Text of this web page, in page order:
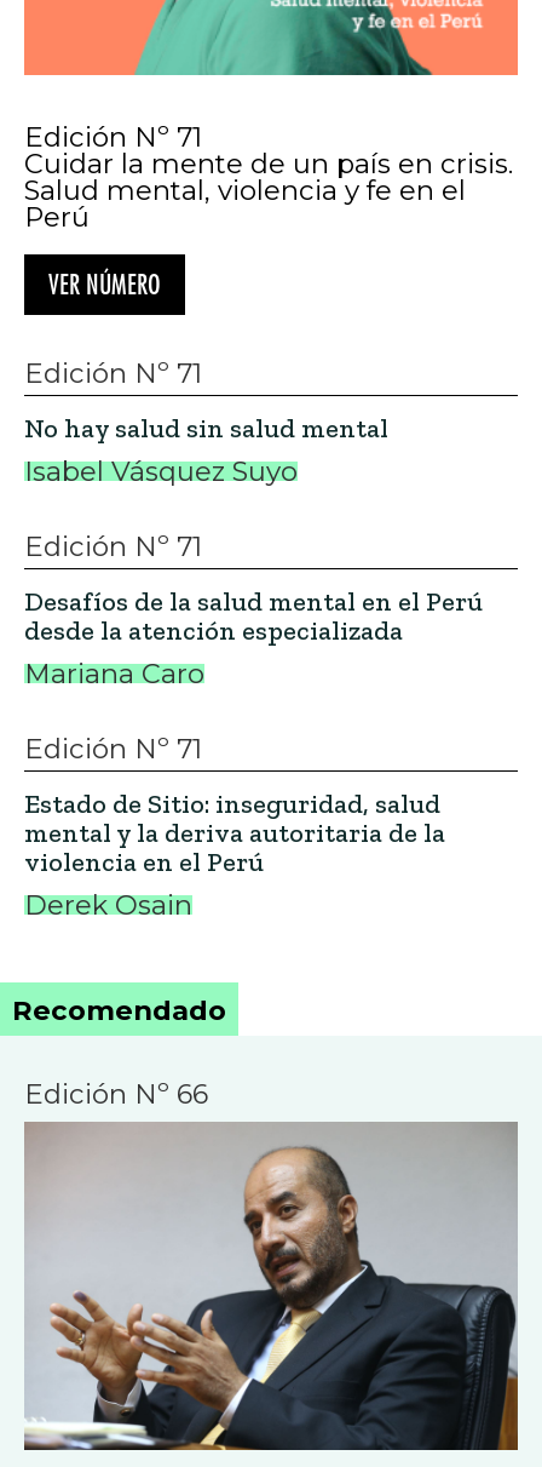
Edición Nº 71
Cuidar la mente de un país en crisis.
Salud mental, violencia y fe en el
Perú
VER NÚMERO
Edición Nº 71
No hay salud sin salud mental
Isabel Vásquez Suyo
Edición Nº 71
Desafíos de la salud mental en el Perú
desde la atención especializada
Mariana Caro
Edición Nº 71
Estado de Sitio: inseguridad, salud
mental y la deriva autoritaria de la
violencia en el Perú
Derek Osain
Recomendado
Edición Nº 66